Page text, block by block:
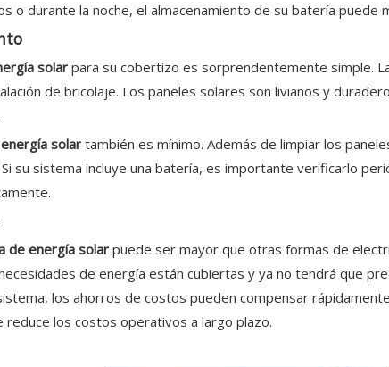
o durante la noche, el almacenamiento de su batería puede
solar para su cobertizo es sorprendentemente simple.
de bricolaje. Los paneles solares son livianos y
solartambién es mínimo. Además de limpiar los
su sistema incluye una batería, es importante verificarlo
de energía solarpuede ser mayor que otras formas de
de energía están cubiertas y ya no tendrá que
los ahorros de costos pueden compensar
los costos operativos a largo plazo.